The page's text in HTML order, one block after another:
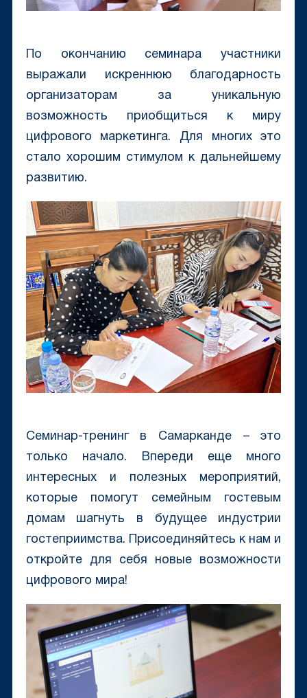
По окончанию семинара участники
выражали искреннюю благодарность
организаторам за уникальную
возможность приобщиться к миру
цифрового маркетинга. Для многих это
стало хорошим стимулом к дальнейшему
развитию.
Семинар-тренинг в Самарканде – это
только начало. Впереди еще много
интересных и полезных мероприятий,
которые помогут семейным гостевым
домам шагнуть в будущее индустрии
гостеприимства. Присоединяйтесь к нам и
откройте для себя новые возможности
цифрового мира!